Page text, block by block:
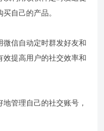
自己的产品。
微信自动定时群发好友和
效提高用户的社交效率和
管理自己的社交账号，